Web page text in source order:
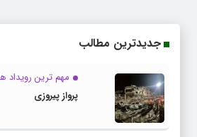
جدیدترین مطالب
مهم ترین رویداد
پرواز پیروزی